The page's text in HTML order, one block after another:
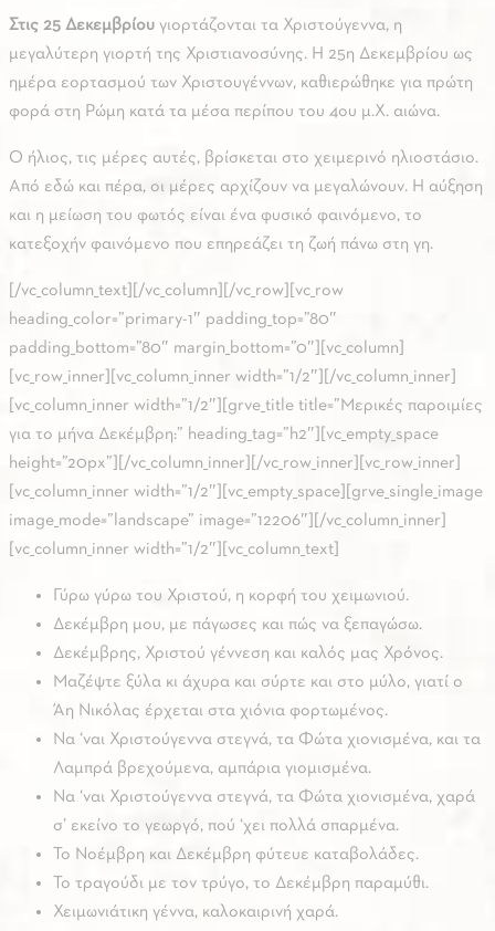
Στις 25 Δεκεμβρίου γιορτάζονται τα Χριστούγεννα, η
μεγαλύτερη γιορτή της Χριστιανοσύνης. Η 25η Δεκεμβρίου ως
ημέρα εορτασμού των Χριστουγέννων, καθιερώθηκε για πρώτη
φορά στη Ρώμη κατά τα μέσα περίπου του 4ου μ.Χ. αιώνα.
Ο ήλιος, τις μέρες αυτές, βρίσκεται στο χειμερινό ηλιοστάσιο.
Από εδώ και πέρα, οι μέρες αρχίζουν να μεγαλώνουν. Η αύξηση
και η μείωση του φωτός είναι ένα φυσικό φαινόμενο, το
κατεξοχήν φαινόμενο που επηρεάζει τη ζωή πάνω στη γη.
[/vc_column_text][/vc_column][/vc_row][vc_row
heading_color=”primary-1″ padding_top=”80″
padding_bottom=”80″ margin_bottom=”0″][vc_column]
[vc_row_inner][vc_column_inner width=”1/2″][/vc_column_inner]
[vc_column_inner width=”1/2″][grve_title title=”Μερικές παροιμίες
για το μήνα Δεκέμβρη:” heading_tag=”h2″][vc_empty_space
height=”20px”][/vc_column_inner][/vc_row_inner][vc_row_inner]
[vc_column_inner width=”1/2″][vc_empty_space][grve_single_image
image_mode=”landscape” image=”12206″][/vc_column_inner]
[vc_column_inner width=”1/2″][vc_column_text]
Γύρω γύρω του Χριστού, η κορφή του χειμωνιού.
Δεκέμβρη μου, με πάγωσες και πώς να ξεπαγώσω.
Δεκέμβρης, Χριστού γέννεση και καλός μας Χρόνος.
Μαζέψτε ξύλα κι άχυρα και σύρτε και στο μύλο, γιατί ο
Άη Νικόλας έρχεται στα χιόνια φορτωμένος.
Να ‘ναι Χριστούγεννα στεγνά, τα Φώτα χιονισμένα, και τα
Λαμπρά βρεχούμενα, αμπάρια γιομισμένα.
Να ‘ναι Χριστούγεννα στεγνά, τα Φώτα χιονισμένα, χαρά
σ’ εκείνο το γεωργό, πού ‘χει πολλά σπαρμένα.
Το Νοέμβρη και Δεκέμβρη φύτευε καταβολάδες.
Το τραγούδι με τον τρύγο, το Δεκέμβρη παραμύθι.
Χειμωνιάτικη γέννα, καλοκαιρινή χαρά.